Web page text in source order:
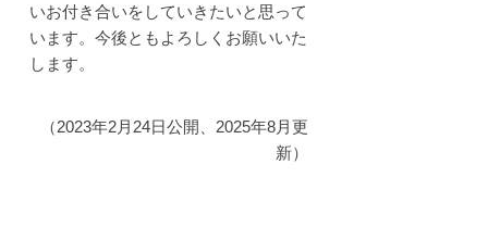
いお付き合いをしていきたいと思って
います。今後ともよろしくお願いいた
します。
（2023年2月24日公開、2025年8月更
新）